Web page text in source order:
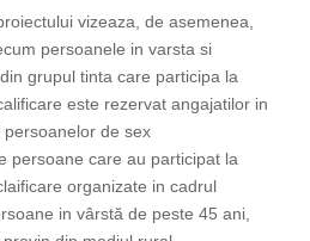
vizeaza, de asemenea,
persoanele in varsta si
grupul tinta care participa la
este rezervat angajatilor in
de sex
persoane care au participat la
organizate in cadrul
in vârstă de peste 45 ani,